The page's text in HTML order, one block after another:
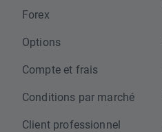
Forex
Options
Compte et frais
Conditions par marché
Client professionnel